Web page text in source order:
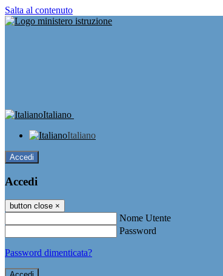
Salta al contenuto
Italiano
Italiano
Accedi
Accedi
button close ×
Nome Utente
Password
Password dimenticata?